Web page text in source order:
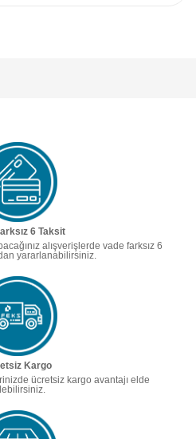
6 Taksit
alışverişlerde vade farksız 6
yararlanabilirsiniz.
Kargo
ücretsiz kargo avantajı elde